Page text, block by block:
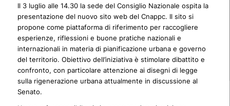
Il 3 luglio alle 14.30 la sede del Consiglio Nazionale ospita la
presentazione del nuovo sito web del Cnappc. Il sito si
propone come piattaforma di riferimento per raccogliere
esperienze, riflessioni e buone pratiche nazionali e
internazionali in materia di pianificazione urbana e governo
del territorio. Obiettivo dell’iniziativa è stimolare dibattito e
confronto, con particolare attenzione ai disegni di legge
sulla rigenerazione urbana attualmente in discussione al
Senato.